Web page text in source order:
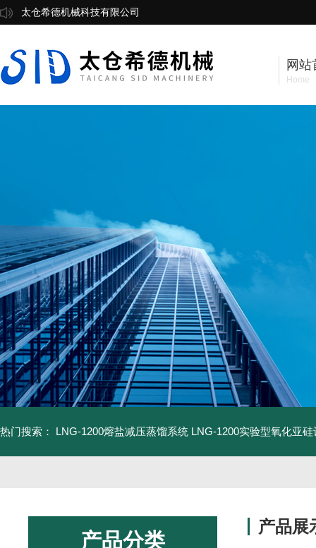
太仓希德机械科技有限公司
网站
Home
热门搜索： LNG-1200熔盐减压蒸馏系统 LNG-1200实验型氧化亚硅
产品分类
产品展